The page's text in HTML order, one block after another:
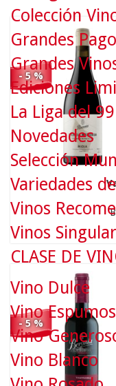
- 5 %
- 5 %
Colección
Grandes
Grandes
Ediciones
La Liga del 99
Novedades
Selección
Variedades
Vinos
Vinos
CLASE DE
Vino Dulce
Vino
Vino
Vino Blanco